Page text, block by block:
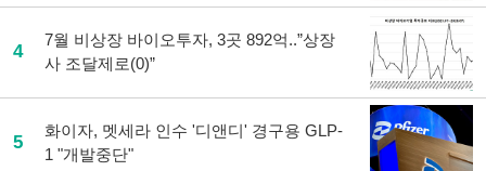
4
7월 비상장 바이오투자, 3곳 892억..”상장
사 조달제로(0)”
5
화이자, 멧세라 인수 '디앤디' 경구용 GLP-
1 "개발중단"